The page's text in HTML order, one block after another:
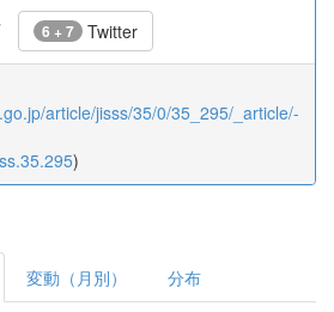
6 + 7 Twitter
article/jisss/35/0/35_295/_article/-
)
変動（月別） 分布